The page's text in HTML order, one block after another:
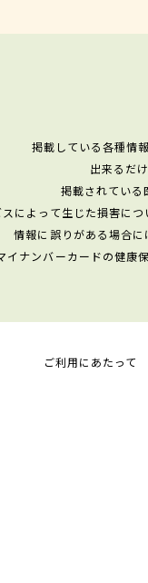
掲載している各種情
出来るだ
掲載されている
によって生じた損害に
情報に誤りがある場合に
イナンバーカードの健康
ご利用にあたって